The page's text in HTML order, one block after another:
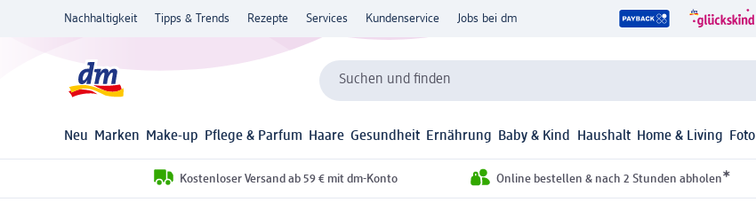
Nachhaltigkeit Tipps & Trends Rezepte Services Kundenservice Jobs bei dm
Suchen und finden
Neu Marken Make-up Pflege & Parfum Haare Gesundheit Ernährung Baby & Kind Haushalt Home & Living Foto
Kostenloser Versand ab 59 € mit dm-Konto Online bestellen & nach 2 Stunden abholen*